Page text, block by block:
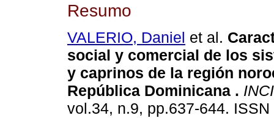
Resumo
VALERIO, Daniel et al.
social y comercial de los
y caprinos de la región
República Dominicana . INCI
vol.34, n.9, pp.637-644.